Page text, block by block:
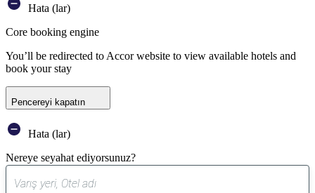
Hata (lar)
Core booking engine
You’ll be redirected to Accor website to view available hotels and
book your stay
Pencereyi kapatın
Hata (lar)
Nereye seyahat ediyorsunuz?